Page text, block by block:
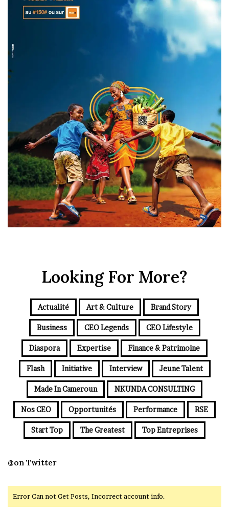
Looking For More?
Actualité Art & Culture Brand Story
Business CEO Legends CEO Lifestyle
Diaspora Expertise Finance & Patrimoine
Flash Initiative Interview Jeune Talent
Made In Cameroun NKUNDA CONSULTING
Nos CEO Opportunités Performance RSE
Start Top The Greatest Top Entreprises
@on Twitter
Error Can not Get Posts, Incorrect account info.